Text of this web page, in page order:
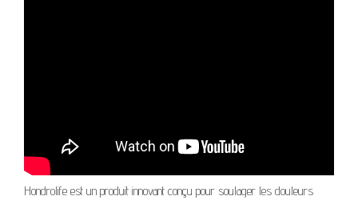
Hondrolife est un produit innovant conçu pour soulager les douleurs